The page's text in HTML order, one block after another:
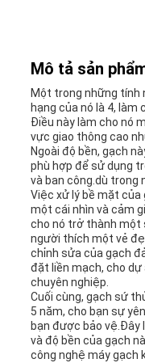
CHÍNH
SÁCH
BẢO
MẬT
Mô tả sản
Một trong những tính
hạng của nó là 4, làm
Điều này làm cho nó
vực giao thông cao
Ngoài độ bền, gạch
phù hợp để sử dụng
và ban công.dù trong
Việc xử lý bề mặt của
một cái nhìn và cảm
cho nó trở thành một
người thích một vẻ
chỉnh sửa của gạch
đặt liền mạch, cho dự
chuyên nghiệp.
Cuối cùng, gạch sứ
5 năm, cho bạn sự
bạn được bảo
và độ bền của gạch
công nghệ máy gạch